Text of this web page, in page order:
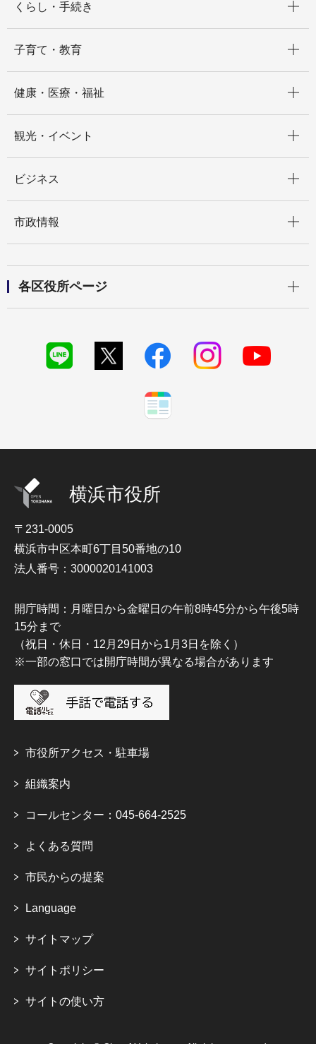
くらし・手続き
子育て・教育
健康・医療・福祉
観光・イベント
ビジネス
市政情報
各区役所ページ
横浜市役所
〒231-0005
横浜市中区本町6丁目50番地の10
法人番号：3000020141003
開庁時間：月曜日から金曜日の午前8時45分から午後5時
15分まで
（祝日・休日・12月29日から1月3日を除く）
※一部の窓口では開庁時間が異なる場合があります
市役所アクセス・駐車場
組織案内
コールセンター：045-664-2525
よくある質問
市民からの提案
Language
サイトマップ
サイトポリシー
サイトの使い方